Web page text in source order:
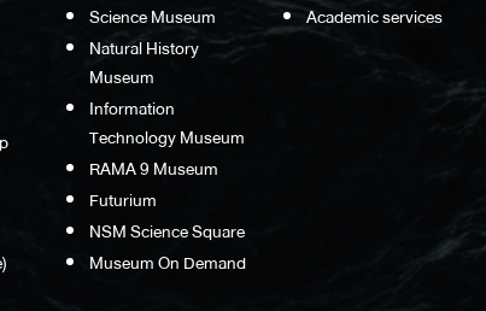
Science Museum
Natural History
Museum
Information
Technology Museum
RAMA 9 Museum
Futurium
NSM Science Square
Museum On Demand
Academic services